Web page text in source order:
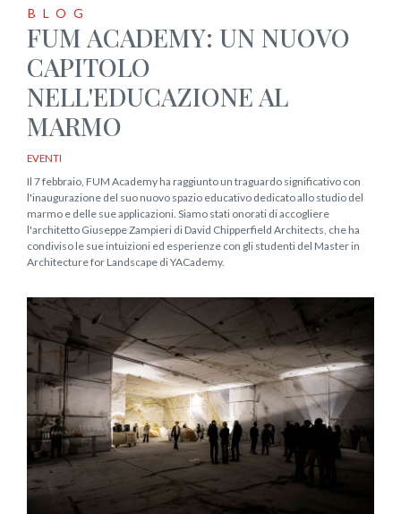
BLOG
FUM ACADEMY: UN NUOVO
CAPITOLO
NELL'EDUCAZIONE AL
MARMO
EVENTI
Il 7 febbraio, FUM Academy ha raggiunto un traguardo significativo con
l'inaugurazione del suo nuovo spazio educativo dedicato allo studio del
marmo e delle sue applicazioni. Siamo stati onorati di accogliere
l'architetto Giuseppe Zampieri di David Chipperfield Architects, che ha
condiviso le sue intuizioni ed esperienze con gli studenti del Master in
Architecture for Landscape di YACademy.